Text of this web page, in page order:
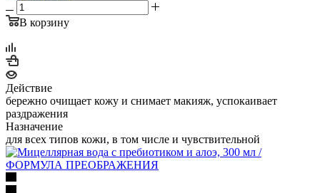
В корзину
Действие
бережно очищает кожу и снимает макияж, успокаивает
раздражения
Назначение
для всех типов кожи, в том числе и чувствительной